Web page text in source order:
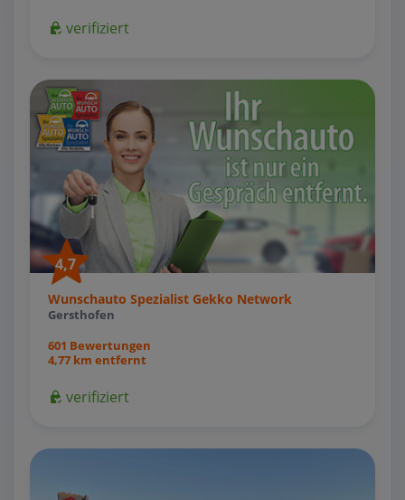
verifiziert
4,7
Wunschauto Spezialist Gekko Network
Gersthofen
601 Bewertungen
4,77 km entfernt
verifiziert